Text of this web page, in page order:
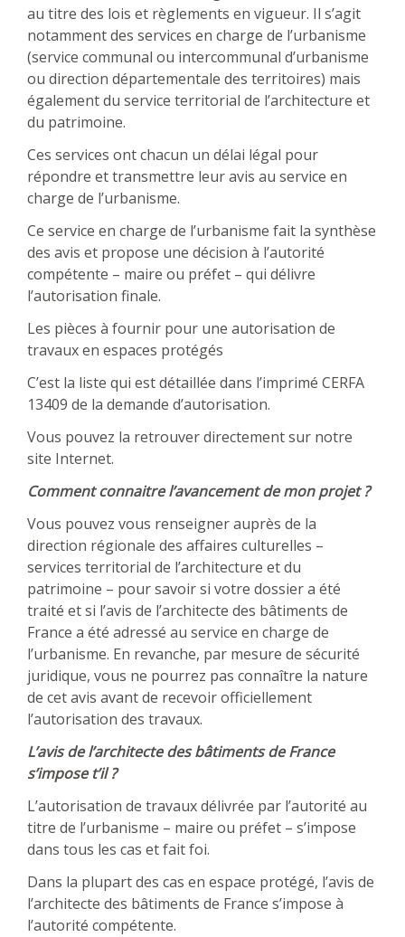
au titre des lois et règlements en vigueur. Il s’agit
notamment des services en charge de l’urbanisme
(service communal ou intercommunal d’urbanisme
ou direction départementale des territoires) mais
également du service territorial de l’architecture et
du patrimoine.
Ces services ont chacun un délai légal pour
répondre et transmettre leur avis au service en
charge de l’urbanisme.
Ce service en charge de l’urbanisme fait la synthèse
des avis et propose une décision à l’autorité
compétente – maire ou préfet – qui délivre
l’autorisation finale.
Les pièces à fournir pour une autorisation de
travaux en espaces protégés
C’est la liste qui est détaillée dans l’imprimé CERFA
13409 de la demande d’autorisation.
Vous pouvez la retrouver directement sur notre
site Internet.
Comment connaitre l’avancement de mon projet ?
Vous pouvez vous renseigner auprès de la
direction régionale des affaires culturelles –
services territorial de l’architecture et du
patrimoine – pour savoir si votre dossier a été
traité et si l’avis de l’architecte des bâtiments de
France a été adressé au service en charge de
l’urbanisme. En revanche, par mesure de sécurité
juridique, vous ne pourrez pas connaître la nature
de cet avis avant de recevoir officiellement
l’autorisation des travaux.
L’avis de l’architecte des bâtiments de France
s’impose t’il ?
L’autorisation de travaux délivrée par l’autorité au
titre de l’urbanisme – maire ou préfet – s’impose
dans tous les cas et fait foi.
Dans la plupart des cas en espace protégé, l’avis de
l’architecte des bâtiments de France s’impose à
l’autorité compétente.